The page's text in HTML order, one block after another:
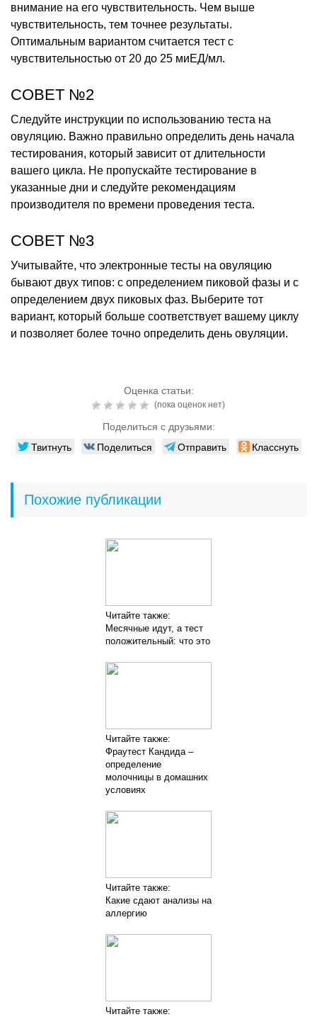
внимание на его чувствительность. Чем выше
чувствительность, тем точнее результаты.
Оптимальным вариантом считается тест с
чувствительностью от 20 до 25 миЕД/мл.
СОВЕТ №2
Следуйте инструкции по использованию теста на
овуляцию. Важно правильно определить день начала
тестирования, который зависит от длительности
вашего цикла. Не пропускайте тестирование в
указанные дни и следуйте рекомендациям
производителя по времени проведения теста.
СОВЕТ №3
Учитывайте, что электронные тесты на овуляцию
бывают двух типов: с определением пиковой фазы и с
определением двух пиковых фаз. Выберите тот
вариант, который больше соответствует вашему циклу
и позволяет более точно определить день овуляции.
Оценка статьи:
(пока оценок нет)
Поделиться с друзьями:
Твитнуть Поделиться Отправить Класснуть
Похожие публикации
Читайте также:
Месячные идут, а тест
положительный: что это
Читайте также:
Фраутест Кандида –
определение
молочницы в домашних
условиях
Читайте также:
Какие сдают анализы на
аллергию
Читайте также: